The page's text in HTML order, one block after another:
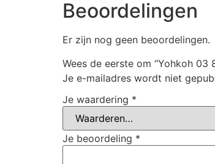
Beoordelingen
Er zijn nog geen beoordelingen.
Wees de eerste om “Yohkoh 03
Je e-mailadres wordt niet
Je waardering *
Je beoordeling *